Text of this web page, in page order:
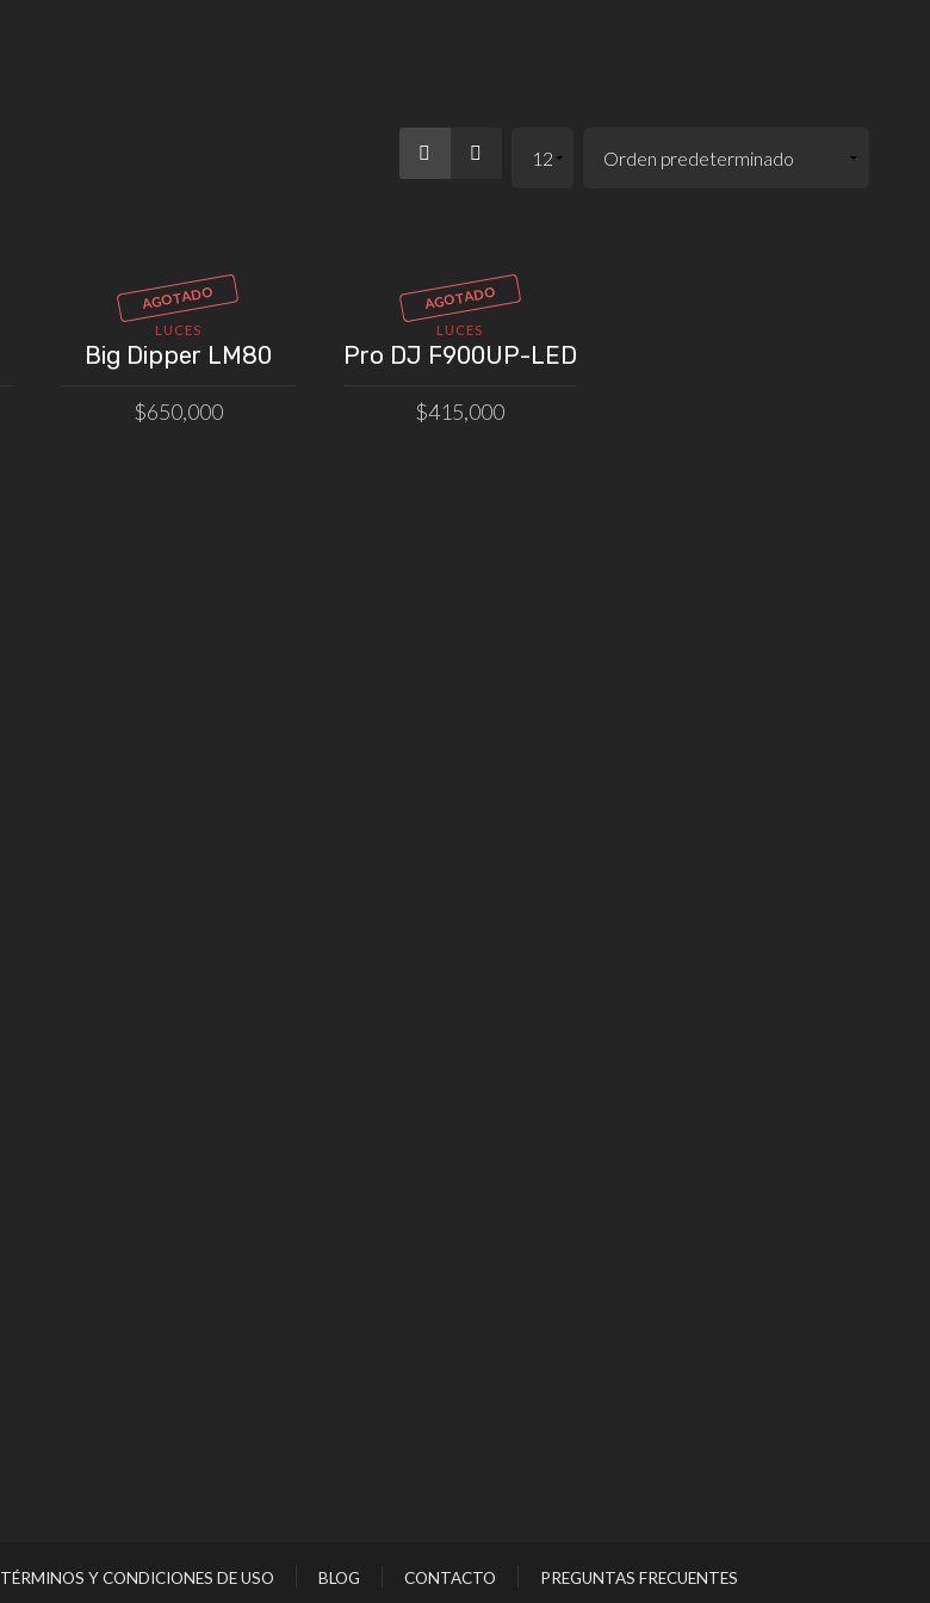
AGOTADO
LUCES
Big Dipper LM80
$650,000
AGOTADO
LUCES
Pro DJ F900UP-LED
$415,000
TÉRMINOS Y CONDICIONES DE USO BLOG CONTACTO PREGUNTAS FRECUENTES